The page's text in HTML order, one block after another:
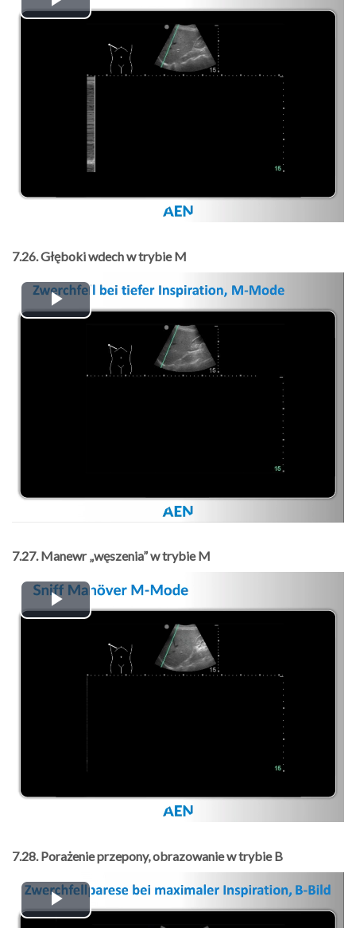
Play
Video
7.26. Głęboki wdech w trybie M
Play
Video
7.27. Manewr „węszenia” w trybie M
Play
Video
7.28. Porażenie przepony, obrazowanie w trybie B
Play